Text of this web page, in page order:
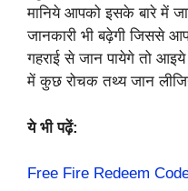
मानिये आपको इसके बारे में
जानकारी भी बढ़ेगी जिससे
गहराई से जान पायेगे तो
में कुछ रोचक तथ्य जान
ये भी पढ़ें:
Free Fire Redeem